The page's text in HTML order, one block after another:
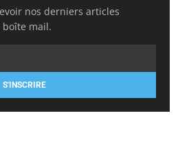
nos derniers articles
mail.
S'INSCRIRE